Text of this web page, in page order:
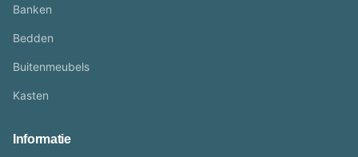
Banken
Bedden
Buitenmeubels
Kasten
Informatie